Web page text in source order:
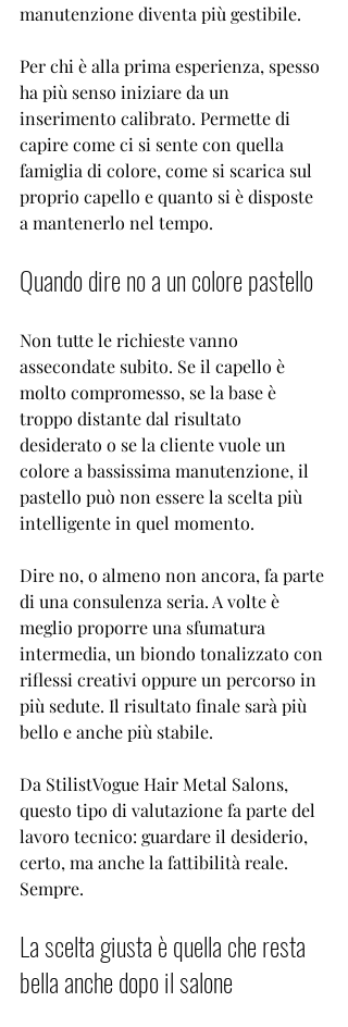
manutenzione diventa più gestibile.
Per chi è alla prima esperienza, spesso
ha più senso iniziare da un
inserimento calibrato. Permette di
capire come ci si sente con quella
famiglia di colore, come si scarica sul
proprio capello e quanto si è disposte
a mantenerlo nel tempo.
Quando dire no a un colore pastello
Non tutte le richieste vanno
assecondate subito. Se il capello è
molto compromesso, se la base è
troppo distante dal risultato
desiderato o se la cliente vuole un
colore a bassissima manutenzione, il
pastello può non essere la scelta più
intelligente in quel momento.
Dire no, o almeno non ancora, fa parte
di una consulenza seria. A volte è
meglio proporre una sfumatura
intermedia, un biondo tonalizzato con
riflessi creativi oppure un percorso in
più sedute. Il risultato finale sarà più
bello e anche più stabile.
Da StilistVogue Hair Metal Salons,
questo tipo di valutazione fa parte del
lavoro tecnico: guardare il desiderio,
certo, ma anche la fattibilità reale.
Sempre.
La scelta giusta è quella che resta
bella anche dopo il salone